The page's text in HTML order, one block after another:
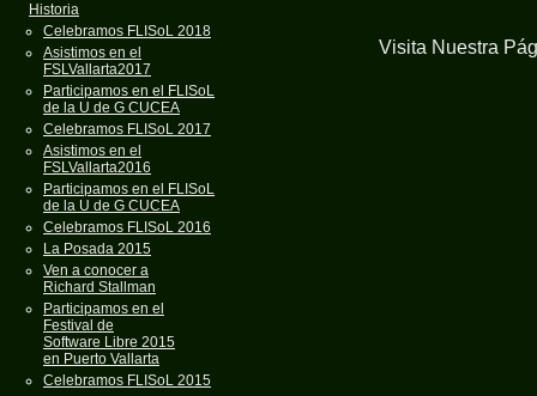
Historia
Celebramos FLISoL 2018
Asistimos en el
FSLVallarta2017
Participamos en el FLISoL
de la U de G CUCEA
Celebramos FLISoL 2017
Asistimos en el
FSLVallarta2016
Participamos en el FLISoL
de la U de G CUCEA
Celebramos FLISoL 2016
La Posada 2015
Ven a conocer a
Richard Stallman
Participamos en el
Festival de
Software Libre 2015
en Puerto Vallarta
Celebramos FLISoL 2015
Visita Nuestra